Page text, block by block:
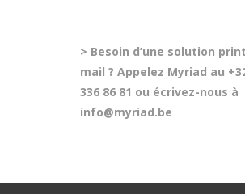
> Besoin d’une solution
mail ? Appelez Myriad au
336 86 81 ou écrivez-nous à
info@myriad.be